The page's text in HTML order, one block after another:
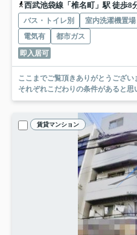
西武池袋線「椎名町」駅 徒歩8
バス・トイレ別 室内洗濯機置場
電気有
都市ガス
即入居可
ここまでご覧頂きありがとうございます。 お部屋探しの際に
それぞれこだわりの条件があると思
賃貸マンション